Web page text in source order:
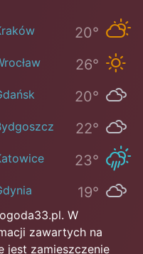
20°
26°
20°
22°
23°
19°
W
zawartych na
jest zamieszczenie